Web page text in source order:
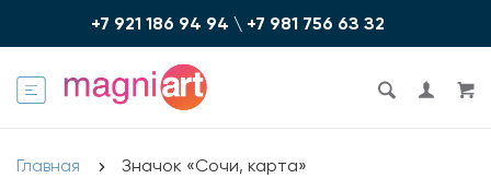
+7 921 186 94 94 \ +7 981 756 6З З2
Главная Значок «Сочи, карта»